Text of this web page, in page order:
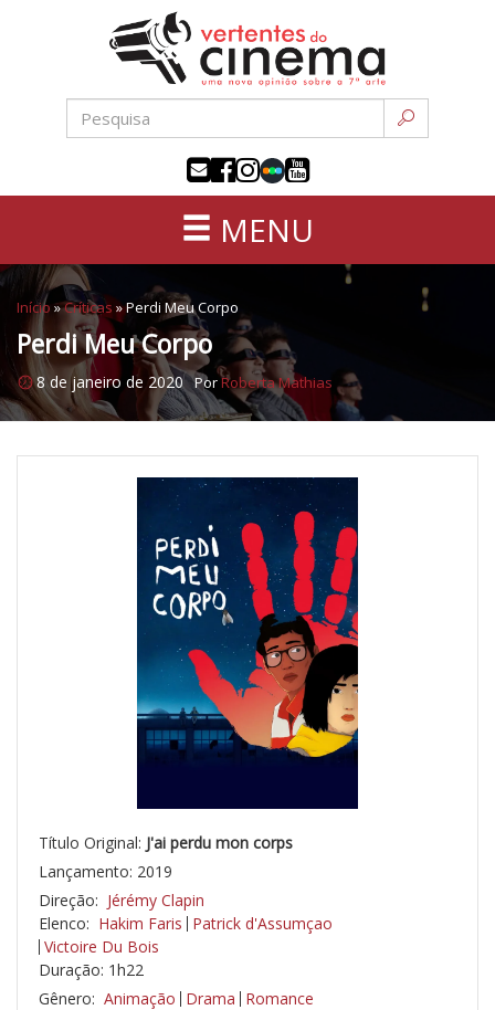
conteúdo
sétima
MENU
Início »Críticas »Perdi Meu Corpo
Perdi Meu Corpo
8 de janeiro de 2020 PorRoberta Mathias
Título Original: J'ai perdu mon corps
Lançamento: 2019
Direção: Jérémy Clapin
Elenco: Hakim Faris Patrick d'Assumçao
Victoire Du Bois
Duração: 1h22
Gênero: Animação Drama Romance